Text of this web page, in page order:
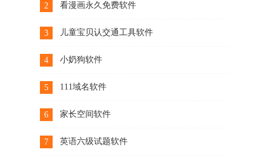
2 看漫画永久免费软件
3 儿童宝贝认交通工具软件
4 小奶狗软件
5 111域名软件
6 家长空间软件
7 英语六级试题软件